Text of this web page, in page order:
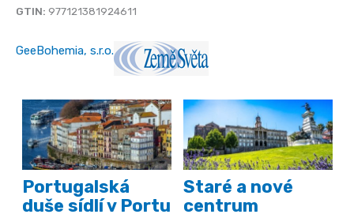
GTIN: 977121381924611
GeeBohemia, s.r.o.
Portugalská
duše sídlí v Portu
Staré a nové
centrum